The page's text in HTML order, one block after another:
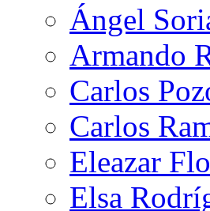
Ángel
Armando
Carlos
Carlos
Eleazar
Elsa